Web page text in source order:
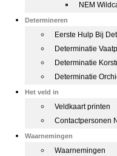
NEM
Determineren
Eerste Hulp Bij
Determinatie
Determinatie
Determinatie
Het veld in
Veldkaart printen
Contactpersonen
Waarnemingen
Waarnemingen